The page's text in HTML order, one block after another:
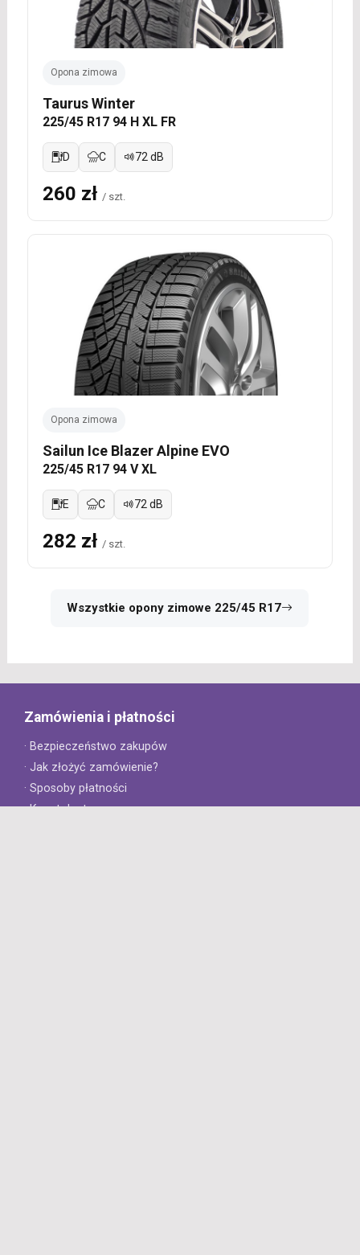
Opona zimowa
Taurus Winter
225/45 R17 94 H XL FR
D C 72 dB
260 zł / szt.
Opona zimowa
Sailun Ice Blazer Alpine EVO
225/45 R17 94 V XL
E C 72 dB
282 zł / szt.
Wszystkie opony zimowe 225/45 R17
Zamówienia i płatności
· Bezpieczeństwo zakupów
· Jak złożyć zamówienie?
· Sposoby płatności
· Koszt dostawy